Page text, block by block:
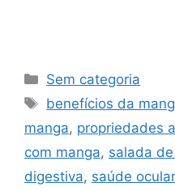
Categories
Sem categoria
Tags
benefícios da
manga, propriedades
com manga, salada
digestiva, saúde ocular